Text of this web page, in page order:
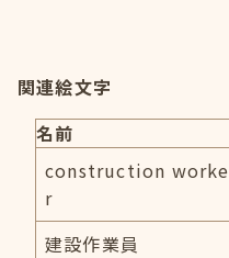
関連絵文字
名前
construction worke
r
建設作業員